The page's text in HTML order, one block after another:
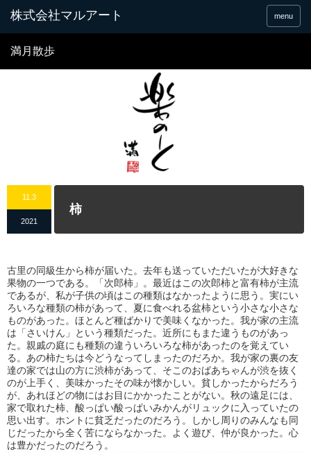
menu
満月散歩
11.3
2021
柿
古里の同級生から柿が届いた。去年も送っていただいたが大好きな
果物の一つである。「次郎柿」。最近はこの次郎柿と富有柿が主流
であるが、私が子供の頃はこの種類はなかったように思う。実にい
ろいろな種類の柿があって、夏に食べれる盆柿という小さな小さな
ものがあった。ほとんど種ばかりで美味くなかった。我が家の主流
は「さいけん」という種類だった。近所にもまた違うものがあっ
た。親戚の庭にも種類の違ういろいろな柿があったのを覚えてい
る。あの柿たちは今どうなってしまったのだろか。我が家の裏の友
達の家では山の方に渋柿があって、そこのおばあちゃんが渋を抜く
のが上手く、美味かったその味が懐かしい。貧しかったからだろう
が、あれほどの物にはお目にかかったことがない。秋の遠足には、
家で取れた柿、酸っぱい酸っぱいみかんがリュックに入っていたの
思い出す。ホントに貧乏だったのだろう。しかし周りのみんなも同
じだったから全く苦にならなかった。よく遊び、仲が良かった。心
は豊かだったのだろう。